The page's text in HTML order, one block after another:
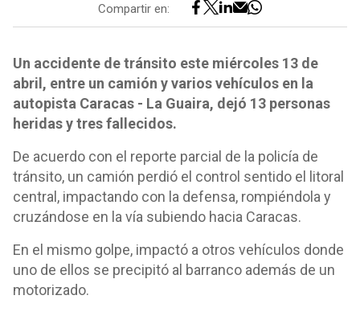
Compartir en:
Un accidente de tránsito este miércoles 13 de
abril, entre un camión y varios vehículos en la
autopista Caracas - La Guaira, dejó 13 personas
heridas y tres fallecidos.
De acuerdo con el reporte parcial de la policía de
tránsito, un camión perdió el control sentido el litoral
central, impactando con la defensa, rompiéndola y
cruzándose en la vía subiendo hacia Caracas.
En el mismo golpe, impactó a otros vehículos donde
uno de ellos se precipitó al barranco además de un
motorizado.